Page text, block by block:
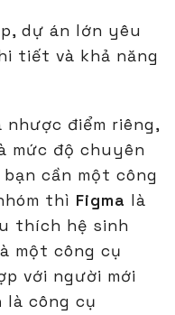
dự án lớn yêu
tiết và khả năng
nhược điểm riêng,
mức độ chuyên
cần một công
thì Figma là
thích hệ sinh
một công cụ
với người mới
là công cụ